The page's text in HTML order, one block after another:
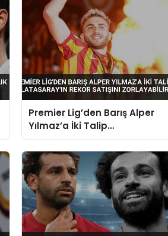
Premier Lig’den Barış Alper
Yılmaz’a İki Talip
Galatasaray’ın Rekor Satışını
Zorlayabilir